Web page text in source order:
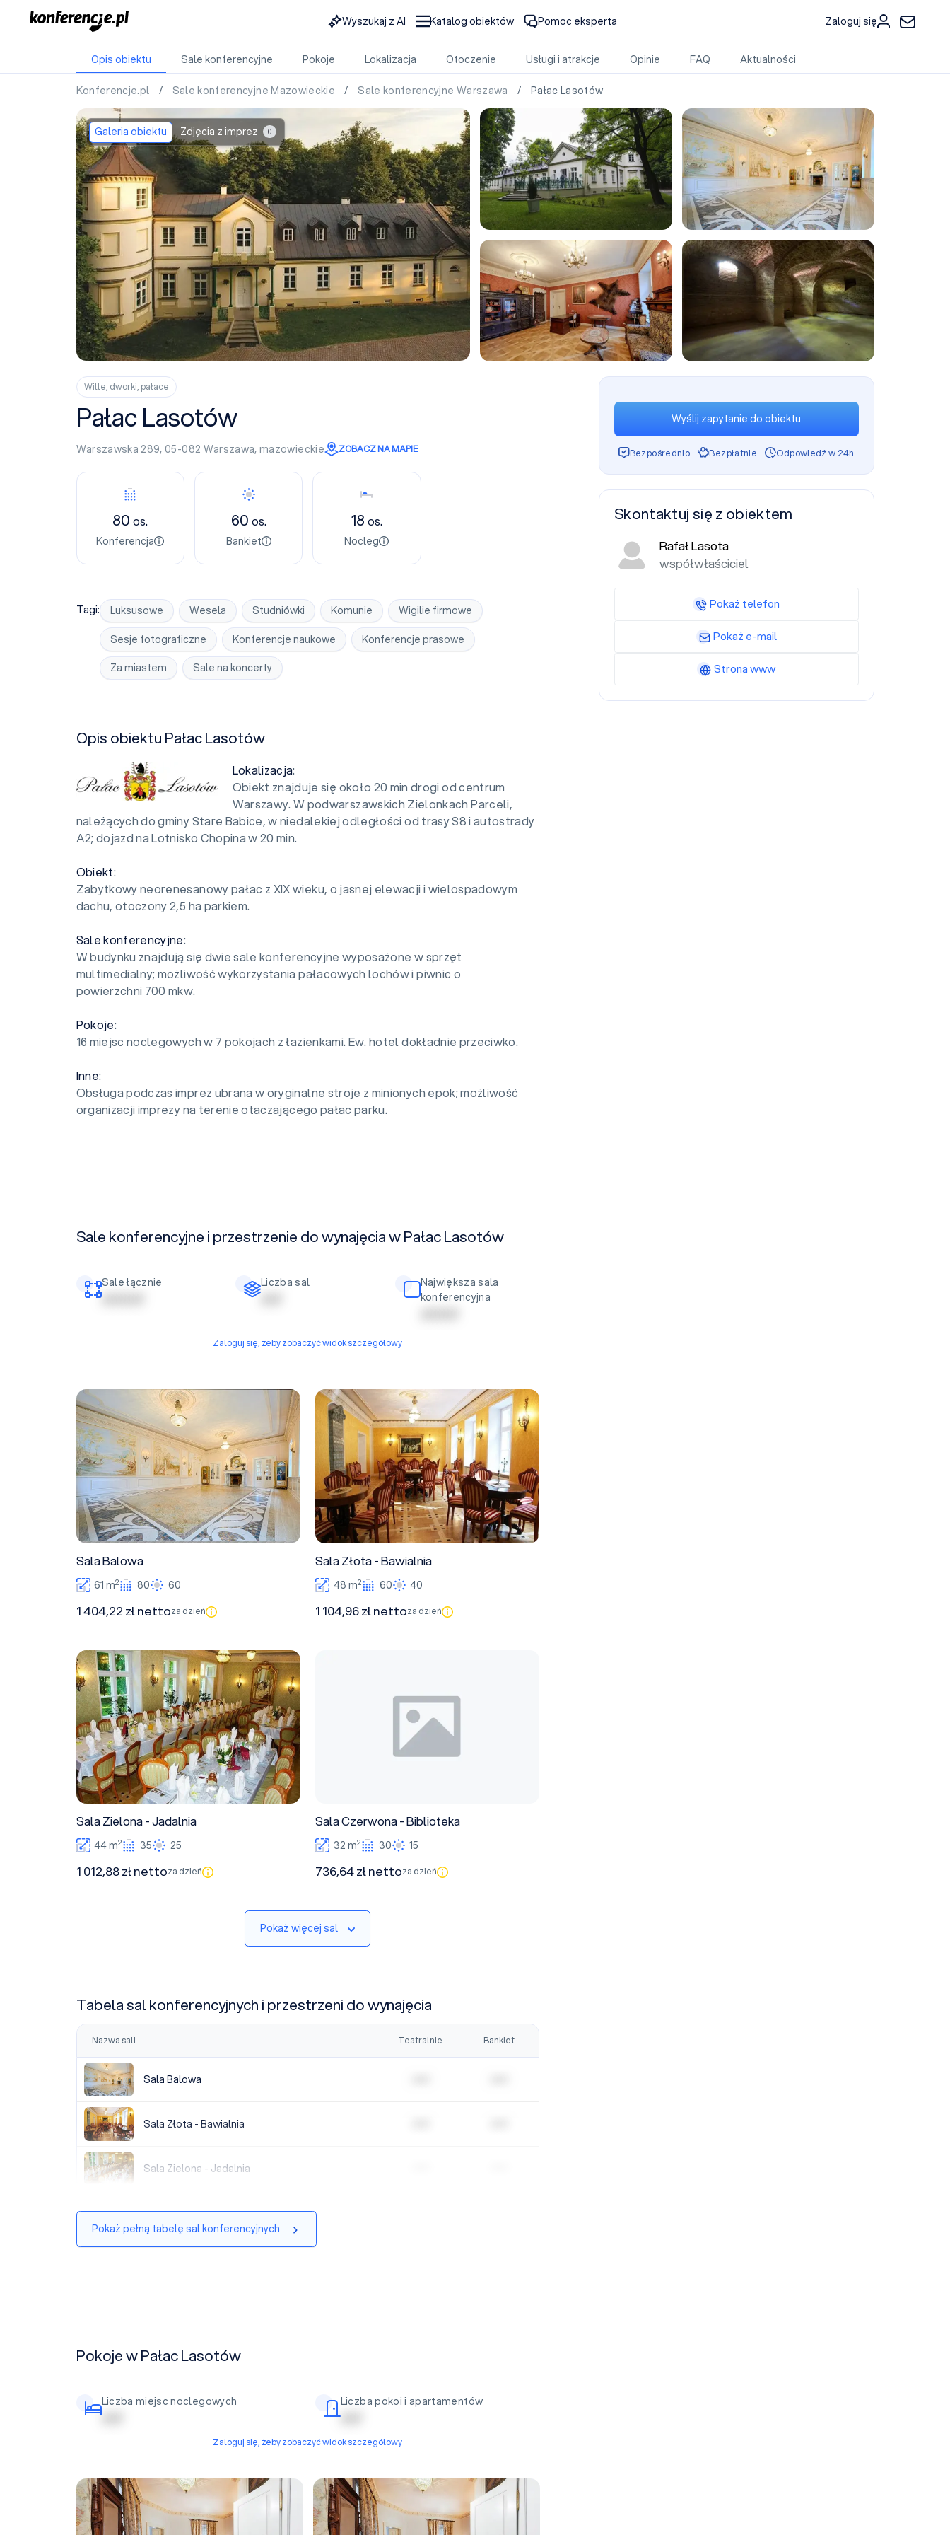
Wyszukaj z AI Katalog obiektów Pomoc eksperta Zaloguj się
Opis obiektu Sale konferencyjne Pokoje Lokalizacja Otoczenie Usługi i atrakcje Opinie FAQ Aktualności
Konferencje.pl / Sale konferencyjne Mazowieckie / Sale konferencyjne Warszawa / Pałac Lasotów
Galeria obiektu Zdjęcia z imprez 0
+7
Wille, dworki, pałace
Pałac Lasotów
Warszawska 289, 05-082 Warszawa,mazowieckie ZOBACZ NA MAPIE
Konferencja
80os.
Konferencja
Bankiet
60 os.
Bankiet
Nocleg
18os.
Nocleg
Tagi: Luksusowe Wesela Studniówki Komunie Wigilie firmowe
Sesje fotograficzne Konferencje naukowe Konferencje prasowe
Za miastem Sale na koncerty
Opis obiektu Pałac Lasotów
Lokalizacja:
Obiekt znajduje się około 20 min drogi od centrum
Warszawy. W podwarszawskich Zielonkach Parceli,
należących do gminy Stare Babice, w niedalekiej odległości od trasy S8 i autostrady
A2; dojazd na Lotnisko Chopina w 20 min.
Obiekt:
Zabytkowy neorenesanowy pałac z XIX wieku, o jasnej elewacji i wielospadowym
dachu, otoczony 2,5 ha parkiem.
Sale konferencyjne:
W budynku znajdują się dwie sale konferencyjne wyposażone w sprzęt
multimedialny; możliwość wykorzystania pałacowych lochów i piwnic o
powierzchni 700 mkw.
Pokoje:
16 miejsc noclegowych w 7 pokojach z łazienkami. Ew. hotel dokładnie przeciwko.
Inne:
Obsługa podczas imprez ubrana w oryginalne stroje z minionych epok; możliwość
organizacji imprezy na terenie otaczającego pałac parku.
Sale konferencyjne i przestrzenie do wynajęcia w Pałac Lasotów
Sale łącznie
| | | | | | | | | |
Liczba sal
Największa sala
konferencyjna
Zaloguj się, żeby zobaczyć widok szczegółowy
Sala Balowa
Sala Balowa
61 m2 80 60
1 404,22 zł nettoza dzień
Sala Złota - Bawialnia
Sala Złota - Bawialnia
48 m2 60 40
1 104,96 zł nettoza dzień
Sala Zielona - Jadalnia
Sala Zielona - Jadalnia
44 m2 35 25
1 012,88 zł nettoza dzień
Sala Czerwona - Biblioteka
32 m2 30 15
736,64 zł nettoza dzień
Pokaż więcej sal
Tabela sal konferencyjnych i przestrzeni do wynajęcia
Nazwa sali Teatralnie Bankiet
Sala Balowa
Sala Balowa
Sala Złota - Bawialnia
Sala Złota - Bawialnia
Sala Zielona - Jadalnia
Sala Zielona - Jadalnia
Pokaż pełną tabelę sal konferencyjnych
Pokoje w Pałac Lasotów
Liczba miejsc noclegowych
| | | | |
Liczba pokoi i apartamentów
| | | | |
Zaloguj się, żeby zobaczyć widok szczegółowy
Wyślij zapytanie do obiektu
Bezpośrednio Bezpłatnie Odpowiedź w 24h
Skontaktuj się z obiektem
Rafał Lasota
współwłaściciel
Pokaż telefon
Pokaż e-mail
Strona www